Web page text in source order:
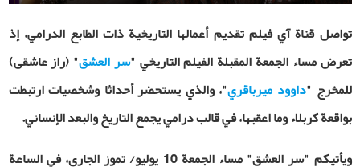
تواصل قناة آي فيلم تقديم أعمالها التاريخية ذات الطابع الدرامي، إذ
تعرض مساء الجمعة المقبلة الفيلم التاريخي "سر العشق" (راز عاشقى)
للمخرج "داوود ميرباقري"، والذي يستحضر أحداثا وشخصيات ارتبطت
بواقعة كربلاء وما اعقبها، في قالب درامي يجمع التاريخ والبعد الإنساني.
ويأتيكم "سر العشق" مساء الجمعة 10 يوليو/ تموز الجاري، في الساعة